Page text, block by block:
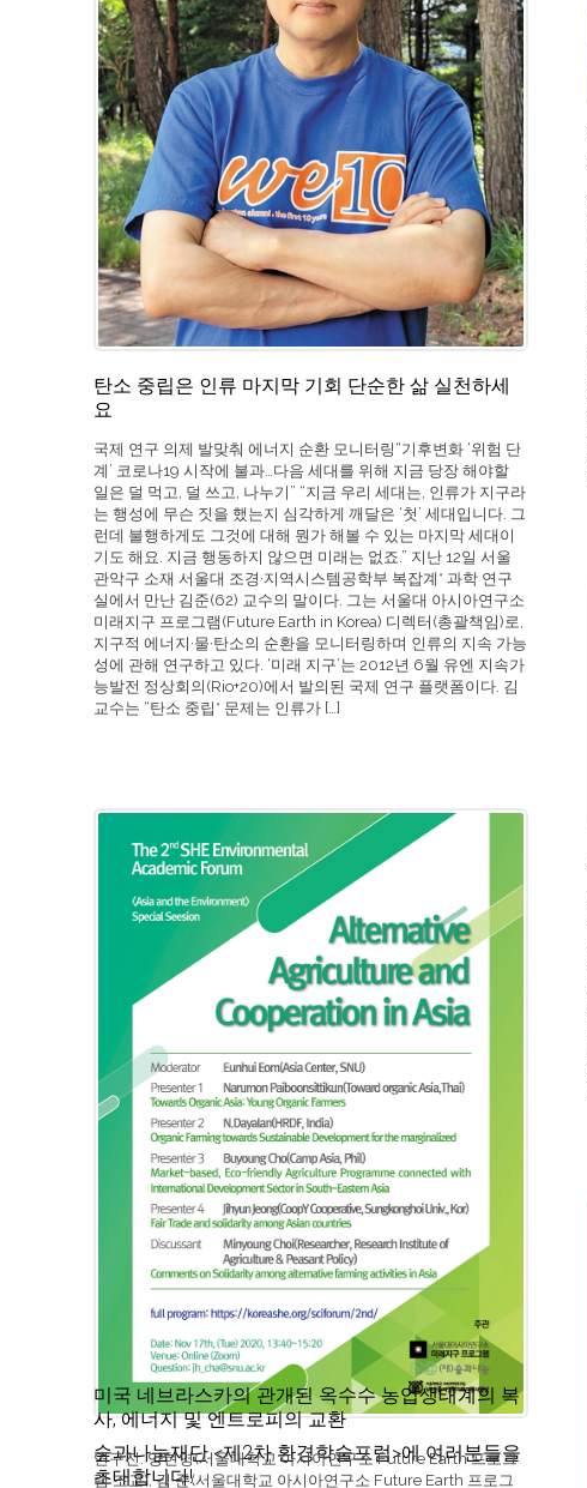
2021년 11월 1일부터 4일까지 4일간 아시아연구소 미래지구 프
로그램은 <한국과 메콩 국가 간의 COVID-19 발병 통제 경험, 모
범 사례 및 교훈 공유> 온라인 워크샵을 주관할 예정입니다. 해당
프로젝트는 한국과 메콩 국가들이 COVID-19 문제를 지속가능
하게 극복하기 위해, 각 국가가 어떻게 대응했는지 경험을 공유
하고, 선례(best practices)의 교훈을 나누는 프로젝트입니다! 본
행사는 태국 출라롱컨대학 아시아연구소(Institute of Asian
Studies, Chulalongkorn University; 이하 CHU-IAS)와 서울대학
교 아시아연구소가 공동으로 주관했고요. 태국 출라롱컨대학 아
시아연구소(CHU-IAS)가 주최하였으며, 우리 정부가 출연한 한
메콩협력기금(Mekong-Korea Cooperation Fund)에서 후원합
니다. 이번 온라인 워크샵은 태국의 출라롱컨대학 아시아연구소
발표자들이 태국의 COVID-19 반응 경험에 대한 소개와 논의를
하는 자리로서, (1) COVID-19 발병 통제, (2) 자국 내 이주 노동자
들을 향한 정책, […]
탄소 중립은 인류 마지막 기회 단순한 삶 실천하세
요
국제 연구 의제 발맞춰 에너지 순환 모니터링“기후변화 ‘위험 단
계’ 코로나19 시작에 불과…다음 세대를 위해 지금 당장 해야할
일은 덜 먹고, 덜 쓰고, 나누기” “지금 우리 세대는, 인류가 지구라
는 행성에 무슨 짓을 했는지 심각하게 깨달은 ‘첫’ 세대입니다. 그
런데 불행하게도 그것에 대해 뭔가 해볼 수 있는 마지막 세대이
기도 해요. 지금 행동하지 않으면 미래는 없죠.” 지난 12일 서울
관악구 소재 서울대 조경·지역시스템공학부 복잡계* 과학 연구
실에서 만난 김준(62) 교수의 말이다. 그는 서울대 아시아연구소
미래지구 프로그램(Future Earth in Korea) 디렉터(총괄책임)로,
지구적 에너지·물·탄소의 순환을 모니터링하며 인류의 지속 가능
성에 관해 연구하고 있다. ‘미래 지구’는 2012년 6월 유엔 지속가
능발전 정상회의(Rio+20)에서 발의된 국제 연구 플랫폼이다. 김
교수는 “탄소 중립* 문제는 인류가 […]
숲과나눔재단 <제2차 환경학술포럼>에 여러분들을
초대합니다!
미국 네브라스카의 관개된 옥수수 농업생태계의 복
사, 에너지 및 엔트로피의 교환
연구진: 양현영(서울대학교 아시아연구소 Future Earth 프로그
램 조교), 김 준(서울대학교 아시아연구소 Future Earth 프로그